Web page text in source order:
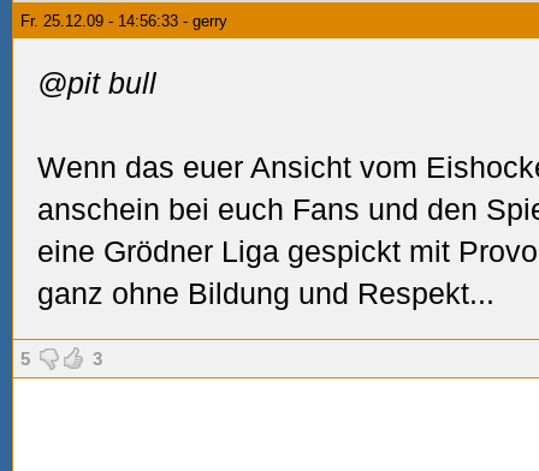
Fr. 25.12.09 - 14:56:33 - gerry
@pit bull
Wenn das euer Ansicht vom
anschein bei euch Fans und den
eine Grödner Liga gespickt mit
ganz ohne Bildung und Respekt...
5 3